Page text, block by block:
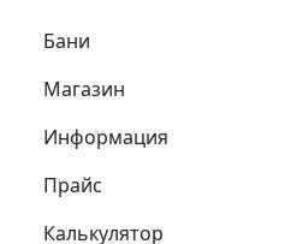
Самое важное
Бани
Магазин
Информация
Прайс
Калькулятор